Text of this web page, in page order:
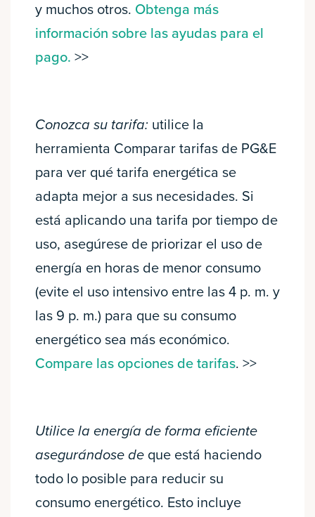
y muchos otros. Obtenga más
información sobre las ayudas para el
pago. >>
Conozca su tarifa: utilice la
herramienta Comparar tarifas de PG&E
para ver qué tarifa energética se
adapta mejor a sus necesidades. Si
está aplicando una tarifa por tiempo de
uso, asegúrese de priorizar el uso de
energía en horas de menor consumo
(evite el uso intensivo entre las 4 p. m. y
las 9 p. m.) para que su consumo
energético sea más económico.
Compare las opciones de tarifas. >>
Utilice la energía de forma eficiente
asegurándose de que está haciendo
todo lo posible para reducir su
consumo energético. Esto incluye